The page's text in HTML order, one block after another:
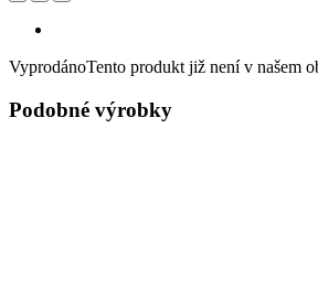
VyprodánoTento produkt již není v našem
Podobné výrobky